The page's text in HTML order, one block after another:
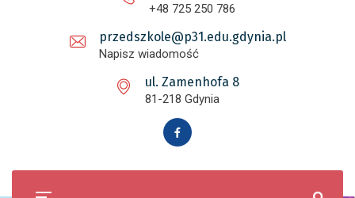
+48 725 250 786
przedszkole@p31.edu.gdynia.pl
Napisz wiadomość
ul. Zamenhofa 8
81-218 Gdynia